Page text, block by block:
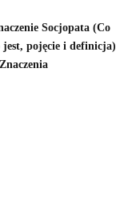
Socjopata (Co
jest, pojęcie i definicja)